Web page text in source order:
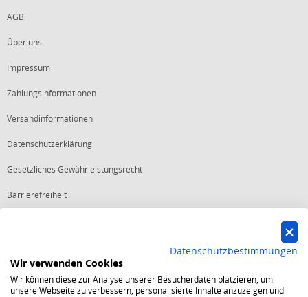
AGB
Über uns
Impressum
Zahlungsinformationen
Versandinformationen
Datenschutzerklärung
Gesetzliches Gewährleistungsrecht
Barrierefreiheit
Starker Service
Shops mit dem Excellent Shop Award stehen seit mehr als 5,
10, 15 oder 20 Jahren für ein sicheres und angenehmes
Datenschutzbestimmungen
Wir verwenden Cookies
Wir können diese zur Analyse unserer Besucherdaten platzieren, um
unsere Webseite zu verbessern, personalisierte Inhalte anzuzeigen und